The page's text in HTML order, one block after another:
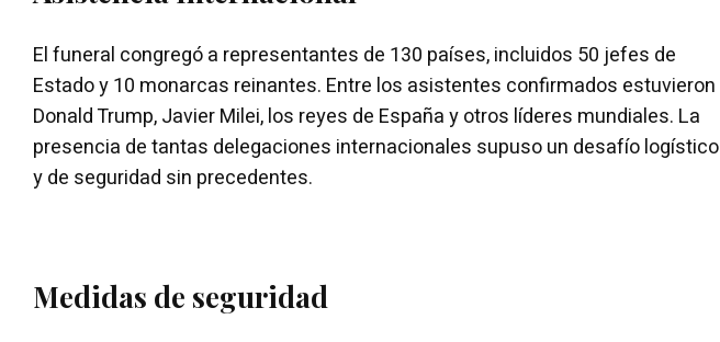
El funeral congregó a representantes de 130 países, incluidos 50 jefes de
Estado y 10 monarcas reinantes. Entre los asistentes confirmados estuvieron
Donald Trump, Javier Milei, los reyes de España y otros líderes mundiales. La
presencia de tantas delegaciones internacionales supuso un desafío logístico
y de seguridad sin precedentes.
Medidas de seguridad